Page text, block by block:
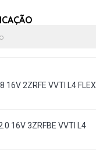
16V 2ZRFE VVTI L4 FLEX
16V 3ZRFBE VVTI L4